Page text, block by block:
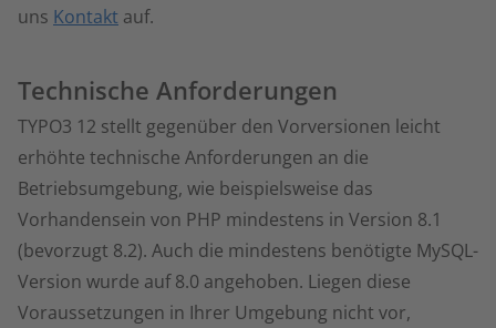
uns Kontakt auf.
Technische Anforderungen
TYPO3 12 stellt gegenüber den Vorversionen leicht
erhöhte technische Anforderungen an die
Betriebsumgebung, wie beispielsweise das
Vorhandensein von PHP mindestens in Version 8.1
(bevorzugt 8.2). Auch die mindestens benötigte MySQL-
Version wurde auf 8.0 angehoben. Liegen diese
Voraussetzungen in Ihrer Umgebung nicht vor,